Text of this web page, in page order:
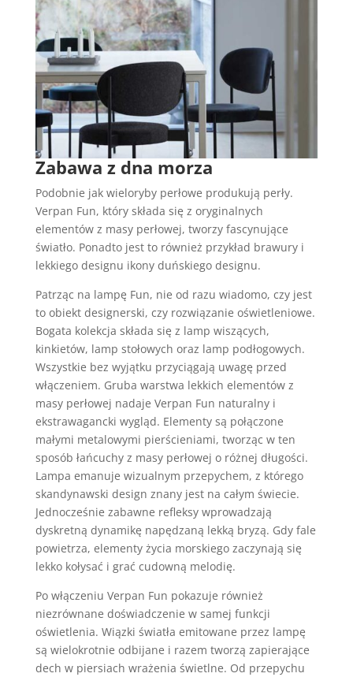
Zabawa z dna morza
Podobnie jak wieloryby perłowe produkują perły.
Verpan Fun, który składa się z oryginalnych
elementów z masy perłowej, tworzy fascynujące
światło. Ponadto jest to również przykład brawury i
lekkiego designu ikony duńskiego designu.
Patrząc na lampę Fun, nie od razu wiadomo, czy jest
to obiekt designerski, czy rozwiązanie oświetleniowe.
Bogata kolekcja składa się z lamp wiszących,
kinkietów, lamp stołowych oraz lamp podłogowych.
Wszystkie bez wyjątku przyciągają uwagę przed
włączeniem. Gruba warstwa lekkich elementów z
masy perłowej nadaje Verpan Fun naturalny i
ekstrawagancki wygląd. Elementy są połączone
małymi metalowymi pierścieniami, tworząc w ten
sposób łańcuchy z masy perłowej o różnej długości.
Lampa emanuje wizualnym przepychem, z którego
skandynawski design znany jest na całym świecie.
Jednocześnie zabawne refleksy wprowadzają
dyskretną dynamikę napędzaną lekką bryzą. Gdy fale
powietrza, elementy życia morskiego zaczynają się
lekko kołysać i grać cudowną melodię.
Po włączeniu Verpan Fun pokazuje również
niezrównane doświadczenie w samej funkcji
oświetlenia. Wiązki światła emitowane przez lampę
są wielokrotnie odbijane i razem tworzą zapierające
dech w piersiach wrażenia świetlne. Od przepychu